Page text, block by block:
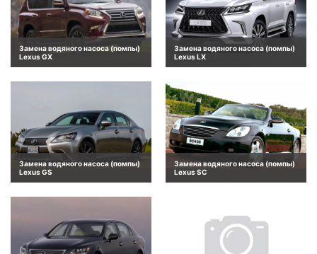
Замена водяного насоса (помпы)
Lexus GX
Замена водяного насоса (помпы)
Lexus LX
Замена водяного насоса (помпы)
Lexus GS
Замена водяного насоса (помпы)
Lexus SC